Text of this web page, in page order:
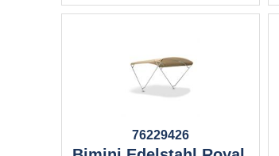
76229426